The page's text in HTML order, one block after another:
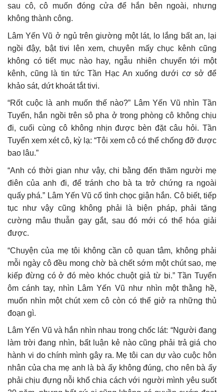
sau cô, cô muốn đóng cửa để hắn bên ngoài, nhưng
không thành công.
Lâm Yến Vũ ở ngủ trên giường một lát, lo lắng bất an, lại
ngồi đậy, bật tivi lên xem, chuyên mấy chục kênh cũng
không có tiết mục nào hay, ngẫu nhiên chuyển tới một
kênh, cũng là tin tức Tần Hạc An xuống dưới cơ sở để
khảo sát, dứt khoát tắt tivi.
“Rốt cuộc là anh muốn thế nào?” Lâm Yến Vũ nhìn Tần
Tuyển, hắn ngồi trên sô pha ở trong phòng cô không chịu
đi, cuối cùng cô không nhịn được bèn đặt câu hỏi. Tần
Tuyển xem xét cô, kỳ lạ: “Tôi xem cô có thể chống đỡ được
bao lâu.”
“Anh có thời gian như vậy, chi bằng đến thăm người mẹ
điên của anh đi, để tránh cho bà ta trở chứng ra ngoài
quấy phá.” Lâm Yến Vũ cố tình chọc giận hắn. Cô biết, tiếp
tục như vậy cũng không phải là biện pháp, phải tăng
cường mâu thuẫn gay gắt, sau đó mới có thể hóa giải
được.
“Chuyện của mẹ tôi không cần cô quan tâm, không phải
mỗi ngày cô đều mong chờ bà chết sớm một chút sao, mẹ
kiếp đừng có ở đó mèo khóc chuột giả từ bi.” Tần Tuyển
ôm cánh tay, nhìn Lâm Yến Vũ như nhìn một thằng hề,
muốn nhìn một chút xem cô còn có thể giở ra những thủ
đoạn gì.
Lâm Yến Vũ và hắn nhìn nhau trong chốc lát: “Người đang
làm trời đang nhìn, bất luận kẻ nào cũng phải trả giá cho
hành vi do chính mình gây ra. Mẹ tôi can dự vào cuộc hôn
nhân của cha mẹ anh là bà ấy không đúng, cho nên bà ấy
phải chịu đựng nỗi khổ chia cách với người mình yêu suốt